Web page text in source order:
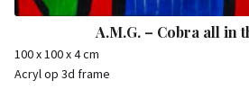
A.M.G. – Cobra all in
100 x 100 x 4 cm
Acryl op 3d frame